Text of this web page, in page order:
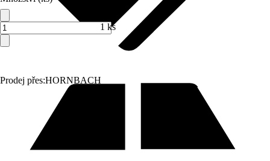
Prodej přes:HORNBACH
1 ks